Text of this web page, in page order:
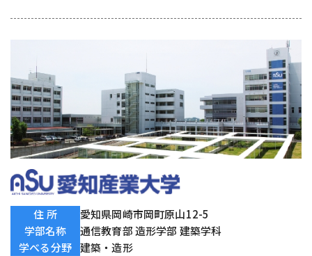
住 所
愛知県岡崎市岡町原山12-5
学部名称
通信教育部 造形学部 建築学科
学べる分野 建築・造形